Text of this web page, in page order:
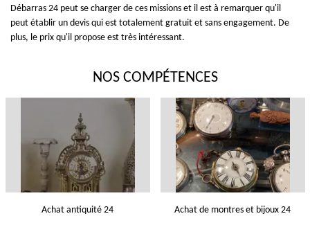
Débarras 24 peut se charger de ces missions et il est à remarquer qu'il
peut établir un devis qui est totalement gratuit et sans engagement. De
plus, le prix qu'il propose est très intéressant.
NOS COMPÉTENCES
Achat antiquité 24 Achat de montres et bijoux 24